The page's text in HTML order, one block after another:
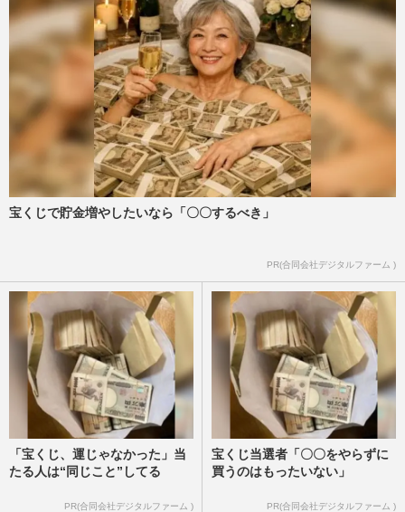
宝くじで貯金増やしたいなら「〇〇するべき」
PR(合同会社デジタルファーム )
「宝くじ、運じゃなかった」当
たる人は“同じこと”してる
PR(合同会社デジタルファーム )
宝くじ当選者「〇〇をやらずに
買うのはもったいない」
PR(合同会社デジタルファーム )